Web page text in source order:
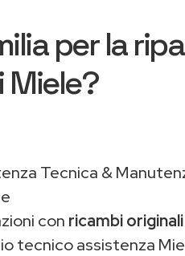
per la
Tecnica &
con ricambi
tecnico assistenza